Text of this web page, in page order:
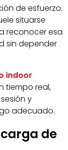
de esfuerzo.
situarse
reconocer esa
sin depender
indoor
tiempo real,
y
adecuado.
de